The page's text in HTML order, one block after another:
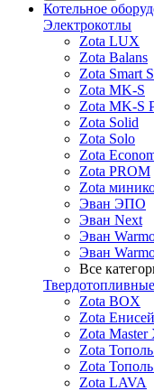
Котельное
Электрокотлы
Zota LUX
Zota Balans
Zota Smart
Zota MK-S
Zota MK-S
Zota Solid
Zota Solo
Zota
Zota PROM
Zota
Эван ЭПО
Эван Next
Эван
Эван
Все
Zota BOX
Zota Енисей
Zota Master
Zota
Zota
Zota LAVA